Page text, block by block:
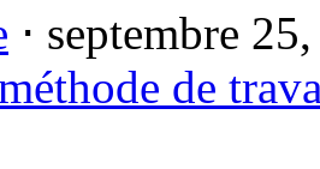
⋅ septembre
de